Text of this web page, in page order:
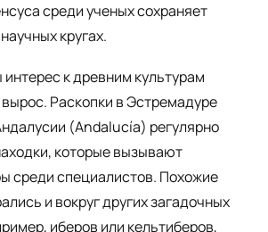
среди ученых сохраняет
кругах.
к древним культурам
Раскопки в Эстремадуре
(Andalucía) регулярно
которые вызывают
среди специалистов. Похожие
и вокруг других загадочных
иберов или кельтиберов,